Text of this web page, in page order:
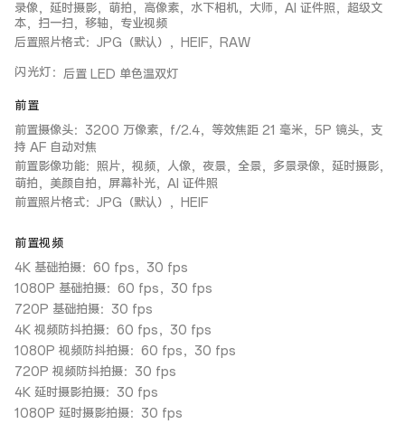
录像，延时摄影，萌拍，高像素，水下相机，大师，AI 证件照，超级文
本，扫一扫，移轴，专业视频
后置照片格式：JPG（默认），HEIF，RAW
闪光灯： 后置 LED 单色温双灯
前置
前置摄像头：3200 万像素，f/2.4，等效焦距 21 毫米，5P 镜头，支
持 AF 自动对焦
前置影像功能：照片，视频，人像，夜景，全景，多景录像，延时摄影，
萌拍，美颜自拍，屏幕补光，AI 证件照
前置照片格式：JPG（默认），HEIF
前置视频
4K 基础拍摄：60 fps，30 fps
1080P 基础拍摄：60 fps，30 fps
720P 基础拍摄：30 fps
4K 视频防抖拍摄：60 fps，30 fps
1080P 视频防抖拍摄：60 fps，30 fps
720P 视频防抖拍摄：30 fps
4K 延时摄影拍摄：30 fps
1080P 延时摄影拍摄：30 fps